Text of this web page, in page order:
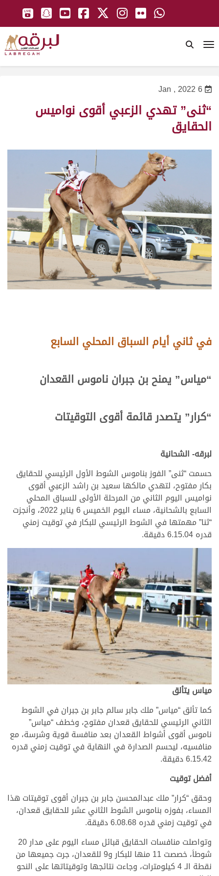
6 Jan , 2022
“ثنى” تهدي الزعبي أقوى نواميس
الحقايق
في ثاني أيام السباق المحلي السابع
“مياس” يمنح بن جبران ناموس القعدان
“كرار” يتصدر قائمة أقوى التوقيتات
لبرقه- الشحانية
حسمت “ثنى” الفوز بناموس الشوط الأول الرئيسي للحقايق
بكار مفتوح، لتهدي مالكها سعيد بن راشد الزعبي أقوى
نواميس اليوم الثاني من المرحلة الأولى للسباق المحلي
السابع بالشحانية، مساء اليوم الخميس 6 يناير 2022، وأنجزت
“ثنا” مهمتها في الشوط الرئيسي للبكار في توقيت زمني
قدره 6.15.04 دقيقة.
مياس يتألق
كما تألق “مياس” ملك جابر سالم جابر بن جبران في الشوط
الثاني الرئيسي للحقايق قعدان مفتوح، وخطف “مياس”
ناموس أقوى أشواط القعدان بعد منافسة قوية وشرسة، مع
منافسيه، ليحسم الصدارة في النهاية في توقيت زمني قدره
6.15.42 دقيقة.
أفضل توقيت
وحقق “كرار” ملك عبدالمحسن جابر بن جبران أقوى توقيتات هذا
المساء، بفوزه بناموس الشوط الثاني عشر للحقايق قعدان،
في توقيت زمني قدره 6.08.68 دقيقة.
وتواصلت منافسات الحقايق قبائل مساء اليوم على مدار 20
شوطاَ، خصصت 11 منها للبكار و9 للقعدان، جرت جميعها من
نقطة الـ 4 كيلومترات، وجاءت نتائجها وتوقيتاتها على النحو